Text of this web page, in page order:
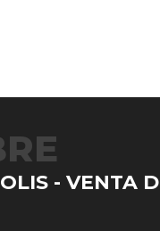
- VENTA